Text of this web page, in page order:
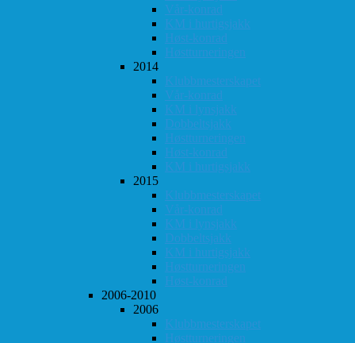
Vår-konrad
KM i hurtigsjakk
Høst-konrad
Høstturneringen
2014
Klubbmesterskapet
Vår-konrad
KM i lynsjakk
Dobbeltsjakk
Høstturneringen
Høst-konrad
KM i hurtigsjakk
2015
Klubbmesterskapet
Vår-konrad
KM i lynsjakk
Dobbeltsjakk
KM i hurtigsjakk
Høstturneringen
Høst-konrad
2006-2010
2006
Klubbmesterskapet
Høstturneringen